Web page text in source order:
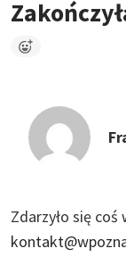
Zdarzyło się coś